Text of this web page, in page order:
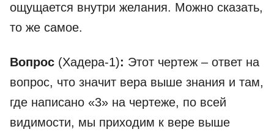
ощущается внутри желания. Можно сказать,
то же самое.
Вопрос (Хадера-1): Этот чертеж – ответ на
вопрос, что значит вера выше знания и там,
где написано «3» на чертеже, по всей
видимости, мы приходим к вере выше